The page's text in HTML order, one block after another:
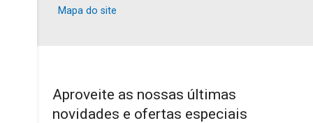
Mapa do site
Aproveite as nossas últimas
novidades e ofertas especiais